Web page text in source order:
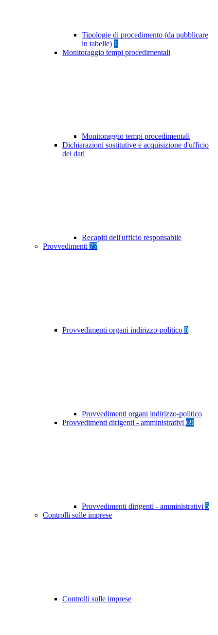
Tipologie di procedimento (da pubblicare
in tabelle) 1
Monitoraggio tempi procedimentali
Monitoraggio tempi procedimentali
Dichiarazioni sostitutive e acquisizione d'ufficio
dei dati
Recapiti dell'ufficio responsabile
Provvedimenti 77
Provvedimenti organi indirizzo-politico 8
Provvedimenti organi indirizzo-politico
Provvedimenti dirigenti - amministrativi 69
Provvedimenti dirigenti - amministrativi 5
Controlli sulle imprese
Controlli sulle imprese